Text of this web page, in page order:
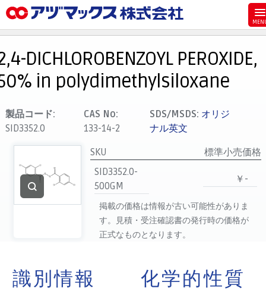
お気に入り
カート
マイアカウント
主要取扱ブランド
支払い
製品検索
DICHLOROBENZOYL PEROXIDE,
in polydimethylsiloxane
製品コード:
SID3352.0
CAS No:
133-14-2
SDS/MSDS: オリジ
ナル英文
SKU
標準小売価格
SID3352.0-
500GM
￥-
掲載の価格は情報が古い可能性がありま
す。見積・受注確認書の発行時の価格が
正式なものとなります。
識別情報 化学的性質